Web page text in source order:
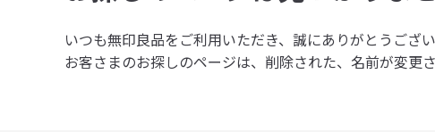
ト
ス
いつも無印良品をご利用いただき、誠にありがとうござい
お客さまのお探しのページは、削除された、名前が変更